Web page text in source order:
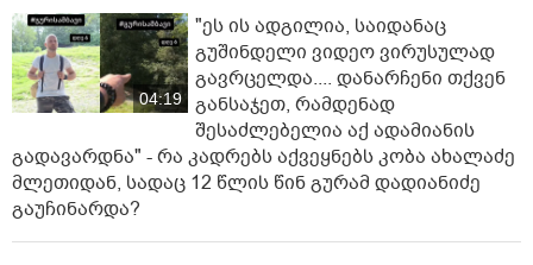
04:19
"ეს ის ადგილია, საიდანაც
გუშინდელი ვიდეო ვირუსულად
გავრცელდა.... დანარჩენი თქვენ
განსაჯეთ, რამდენად
შესაძლებელია აქ ადამიანის
გადავარდნა" - რა კადრებს აქვეყნებს კობა ახალაძე
მლეთიდან, სადაც 12 წლის წინ გურამ დადიანიძე
გაუჩინარდა?